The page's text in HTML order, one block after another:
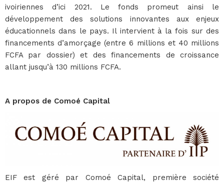
ivoiriennes d’ici 2021. Le fonds promeut ainsi le
développement des solutions innovantes aux enjeux
éducationnels dans le pays. Il intervient à la fois sur des
financements d’amorçage (entre 6 millions et 40 millions
FCFA par dossier) et des financements de croissance
allant jusqu’à 130 millions FCFA.
A propos de Comoé Capital
EIF est géré par Comoé Capital, première société